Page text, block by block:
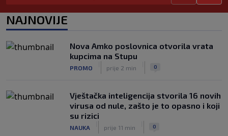
Pravna bitka Luke Dončića i Anamarije
Goltes seli se u Sloveniju: Spominje se
čak 50 miliona dolara
NAJNOVIJE
Nova Amko poslovnica otvorila vrata
kupcima na Stupu
PROMO prije 2 min 0
Vještačka inteligencija stvorila 16 novih
virusa od nule, zašto je to opasno i koji
su rizici
NAUKA prije 11 min 0